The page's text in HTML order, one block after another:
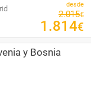
desde
2.015€
1 .814€
y Bosnia